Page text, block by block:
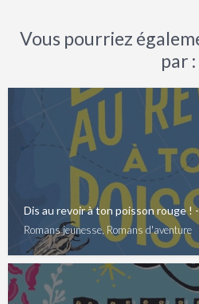
Vous pourriez
par :
Dis au revoir à ton poisson rouge !
Romans jeunesse, Romans d'aventure